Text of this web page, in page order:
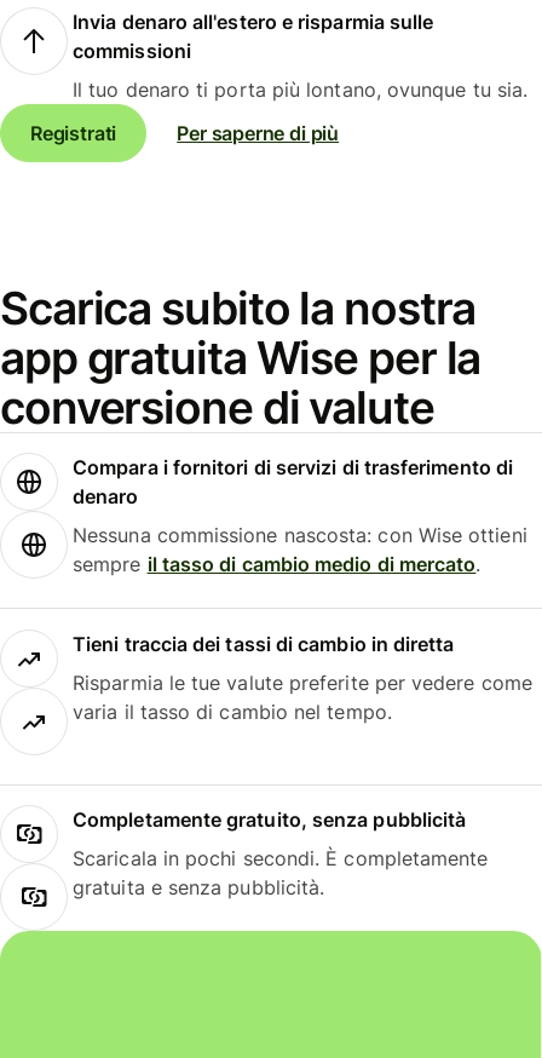
Invia denaro all'estero e risparmia sulle
commissioni
Il tuo denaro ti porta più lontano, ovunque tu sia.
Registrati
Per saperne di più
Scarica subito la nostra
app gratuita Wise per la
conversione di valute
Compara i fornitori di servizi di trasferimento di
denaro
Nessuna commissione nascosta: con Wise ottieni
sempre il tasso di cambio medio di mercato.
Tieni traccia dei tassi di cambio in diretta
Risparmia le tue valute preferite per vedere come
varia il tasso di cambio nel tempo.
Completamente gratuito, senza pubblicità
Scaricala in pochi secondi. È completamente
gratuita e senza pubblicità.